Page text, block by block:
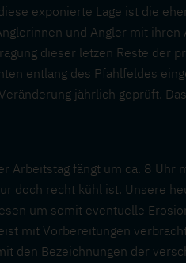
exponierte Lage ist die
und Angler mit
dieser letzen Reste der
entlang des Pfahlfeldes
jährlich geprüft.
Arbeitstag fängt um ca. 8 Uhr
doch recht kühl ist. Unsere
um somit eventuelle
mit Vorbereitungen
den Bezeichnungen der